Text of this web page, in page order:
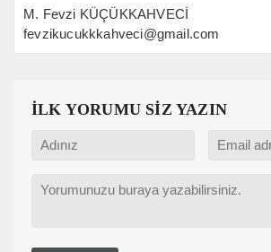
M. Fevzi KÜÇÜKKAHVECİ
fevzikucukkkahveci@gmail.com
İLK YORUMU SİZ YAZIN